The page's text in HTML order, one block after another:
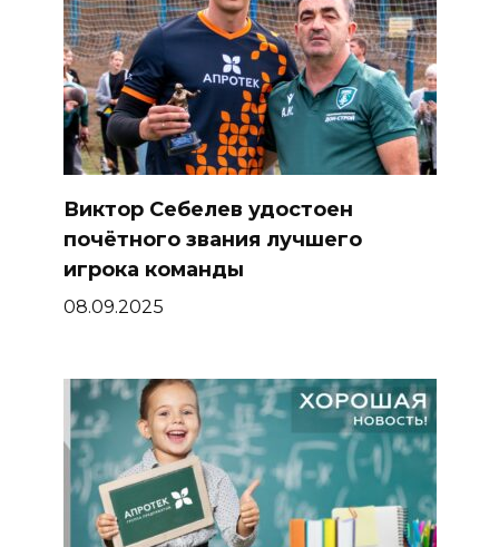
Виктор Себелев удостоен
почётного звания лучшего
игрока команды
08.09.2025